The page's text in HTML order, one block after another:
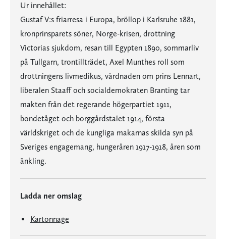
Ur innehållet:
Gustaf V:s friarresa i Europa, bröllop i Karlsruhe 1881,
kronprinsparets söner, Norge-krisen, drottning
Victorias sjukdom, resan till Egypten 1890, sommarliv
på Tullgarn, trontillträdet, Axel Munthes roll som
drottningens livmedikus, vårdnaden om prins Lennart,
liberalen Staaff och socialdemokraten Branting tar
makten från det regerande högerpartiet 1911,
bondetåget och borggårdstalet 1914, första
världskriget och de kungliga makarnas skilda syn på
Sveriges engagemang, hungeråren 1917-1918, åren som
änkling.
Ladda ner omslag
Kartonnage